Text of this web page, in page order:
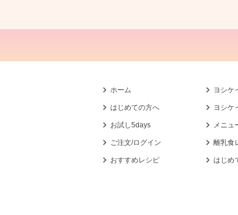
ホーム
はじめての方へ
お試し5days
ご注文/ログイン
おすすめレシピ
ヨシケ
ヨシケ
メニュ
離乳食
はじめ